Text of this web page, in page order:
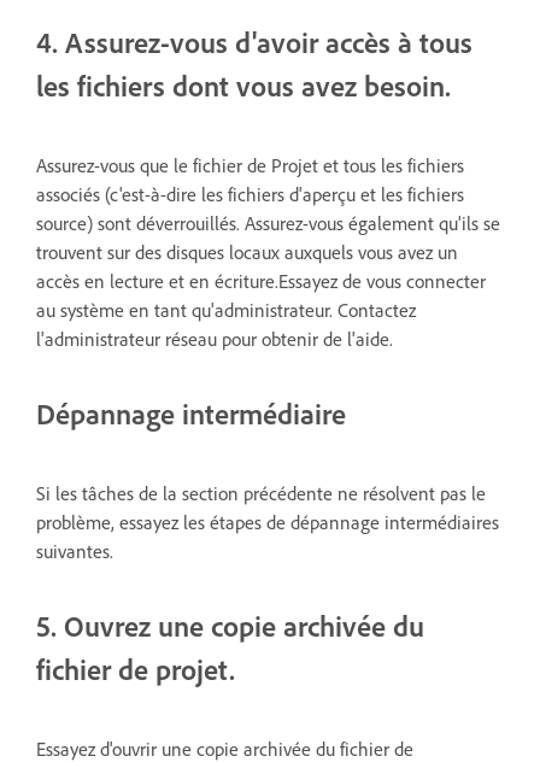
4. Assurez-vous d'avoir accès à tous
les fichiers dont vous avez besoin.
Assurez-vous que le fichier de Projet et tous les fichiers
associés (c'est-à-dire les fichiers d'aperçu et les fichiers
source) sont déverrouillés. Assurez-vous également qu'ils se
trouvent sur des disques locaux auxquels vous avez un
accès en lecture et en écriture.Essayez de vous connecter
au système en tant qu'administrateur. Contactez
l'administrateur réseau pour obtenir de l'aide.
Dépannage intermédiaire
Si les tâches de la section précédente ne résolvent pas le
problème, essayez les étapes de dépannage intermédiaires
suivantes.
5. Ouvrez une copie archivée du
fichier de projet.
Essayez d'ouvrir une copie archivée du fichier de